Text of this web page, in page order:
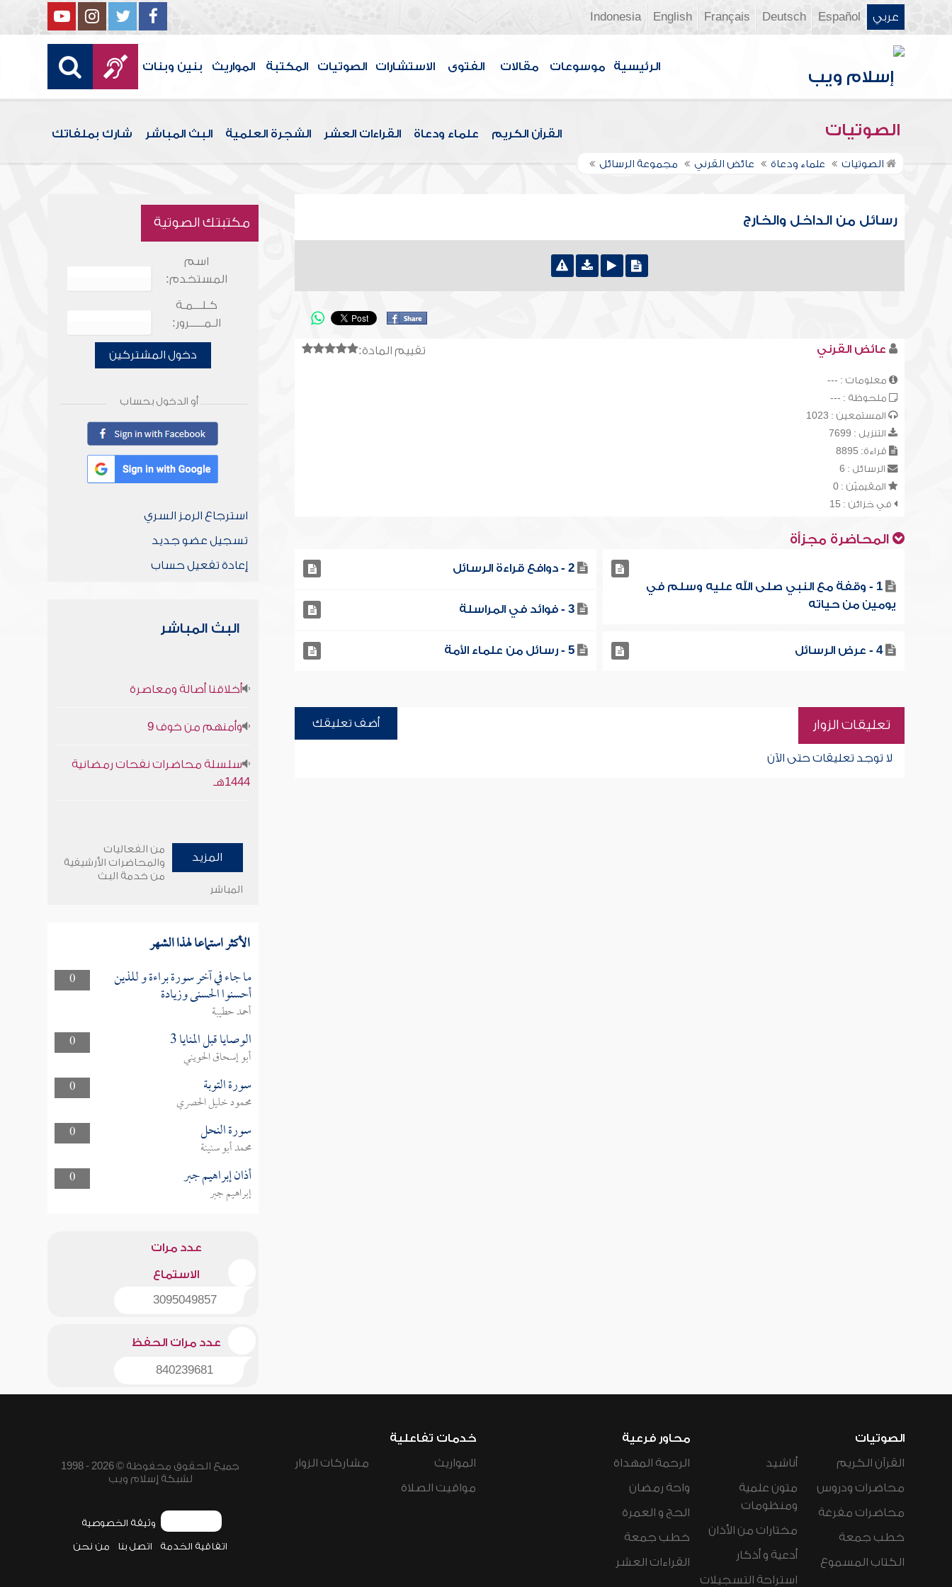
عربي Español
Deutsch
Français
English
Indonesia
الرئيسية موسوعات مقالات الفتوى الاستشارات الصوتيات المكتبة المواريث بنين وبنات
الصوتيات القرآن الكريم علماء ودعاة القراءات العشر الشجرة العلمية البث المباشر شارك بملفاتك
الصوتيات علماء ودعاة عائض القرني مجموعة الرسائل
رسائل من الداخل والخارج
تقييم المادة: عائض القرني
معلومات : ---
ملحوظة : ---
المستمعين : 1023
التنزيل : 7699
قراءة: 8895
الرسائل : 6
المقيميّن : 0
في خزائن : 15
المحاضرة مجزأة
1 - وقفة مع النبي صلى الله عليه وسلم في
يومين من حياته
2 - دوافع قراءة الرسائل
3 - فوائد في المراسلة
4 - عرض الرسائل 5 - رسائل من علماء الأمة
تعليقات الزوار أضف تعليقك
لا توجد تعليقات حتى الآن
مكتبتك الصوتية
اسم
المستخدم:
كـلـــمـة
الـمـــــرور:
دخول المشتركين
أو الدخول بحساب
استرجاع الرمز السري
تسجيل عضو جديد
إعادة تفعيل حساب
البث المباشر
أخلاقنا أصالة ومعاصرة
وأمنهم من خوف 9
سلسلة محاضرات نفحات رمضانية
1444هـ
المزيد
من الفعاليات
والمحاضرات الأرشيفية
من خدمة البث
المباشر
الأكثر استماعا لهذا الشهر
0 ما جاء في آخر سورة براءة و للذين
أحسنوا الحسنى وزيادة
أحمد حطيبة
0
الوصايا قبل المنايا 3
أبو إسحاق الحويني
0
سورة التوبة
محمود خليل الحصري
0
سورة النحل
محمد أبو سنينة
0
أذان إبراهيم جبر
إبراهيم جبر
عدد مرات
الاستماع
3095049857
عدد مرات الحفظ
840239681
الصوتيات
القرآن الكريم
محاضرات ودروس
محاضرات مفرغة
خطب جمعة
الكتاب المسموع
أناشيد
متون علمية
ومنظومات
مختارات من الأذان
أدعية و أذكار
استراحة التسجيلات
محاور فرعية
الرحمة المهداة
واحة رمضان
الحج و العمرة
خطب جمعة
القراءات العشر
خدمات تفاعلية
المواريث
مواقيت الصلاة
مشاركات الزوار
جميع الحقوق محفوظة © 2026 - 1998
لشبكة إسلام ويب
وثيقة الخصوصية
اتفاقية الخدمة اتصل بنا من نحن